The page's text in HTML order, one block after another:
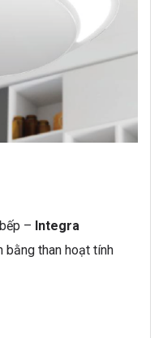
– Integra
bằng than hoạt tính